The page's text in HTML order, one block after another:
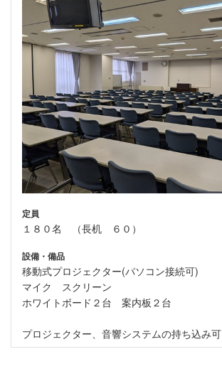
定員
１８０名 （長机 ６０）
設備・備品
移動式プロジェクター(パソコン接続可)
マイク スクリーン
ホワイトボード２台 案内板２台
プロジェクター、音響システムの持ち込み可